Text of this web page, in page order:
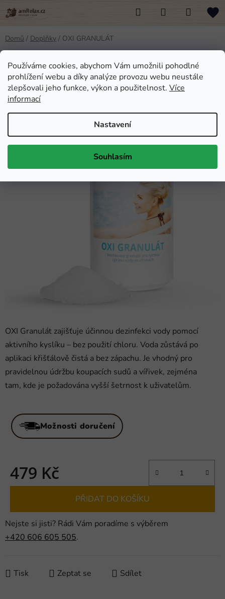
Používáme cookies, abychom Vám umožnili pohodlné
prohlížení webu a díky analýze provozu webu neustále
zlepšovali jeho funkce, výkon a použitelnost. Více
informací
Nastavení
Souhlasím
na
Hledat NÁKUPNÍ
Domů / Doplňky / OXI GRANULÁT
OXI Granulát zajišťuje účinnou dezinfekci vody pomocí
aktivního kyslíku – bez použití chloru. Voda zůstává po
aplikaci křišťálově čistá a bez zápachu. Je vhodný pro
pravidelnou údržbu koupacích sudů a vířivek, zejména
tam, kde je požadována vyšší šetrnost k uživatelům.
Možnosti doručení
479 Kč
Měrná cena:
PŘIDAT DO KOŠÍKU
Nejste si jisti? Rádi Vám poradíme s výběrem
+420 606 605 505.
Tisk Zeptat se Sdílet
OXI GRANULÁT
Průměrné
hodnocení
produktu
0,0
5
hvězdiček.
Neohodnoceno Podrobnosti hodnocení